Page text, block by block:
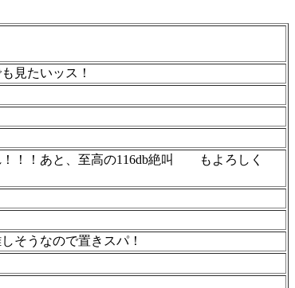
見たいッス！
！！あと、至高の116db絶叫
もよろしく
そうなので置きスパ！